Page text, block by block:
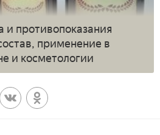
и противопоказания
применение в
и косметологии